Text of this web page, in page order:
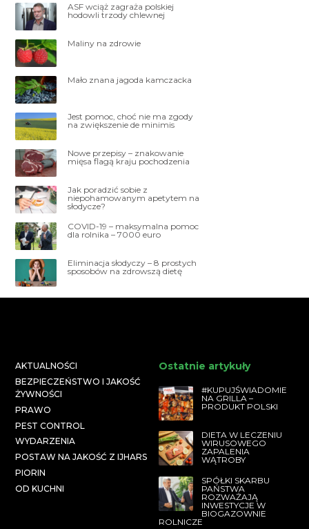
ASF wciąż zagraża polskiej
hodowli trzody chlewnej
Maliny na zdrowie
Mało znana jagoda kamczacka
Jest pomoc, choć nie ma zgody
na zwiększenie de minimis
Nowe przepisy – znakowanie
mięsa flagą kraju pochodzenia
Jak poradzić sobie z
niepohamowanym apetytem na
słodycze?
COVID-19 – maksymalna pomoc
dla rolnika – 7000 euro
Eliminacja słodyczy – 8 prostych
sposobów na zdrowszą dietę
AKTUALNOŚCI
BEZPIECZEŃSTWO I JAKOŚĆ
ŻYWNOŚCI
PRAWO
PEST CONTROL
WYDARZENIA
POSTAW NA JAKOŚĆ Z IJHARS
PIORIN
OD KUCHNI
Ostatnie artykuły
#KUPUJŚWIADOMIE
NA GRILLA –
PRODUKT POLSKI
DIETA W LECZENIU
WIRUSOWEGO
ZAPALENIA
WĄTROBY
SPÓŁKI SKARBU
PAŃSTWA
ROZWAŻAJĄ
INWESTYCJE W
BIOGAZOWNIE
ROLNICZE